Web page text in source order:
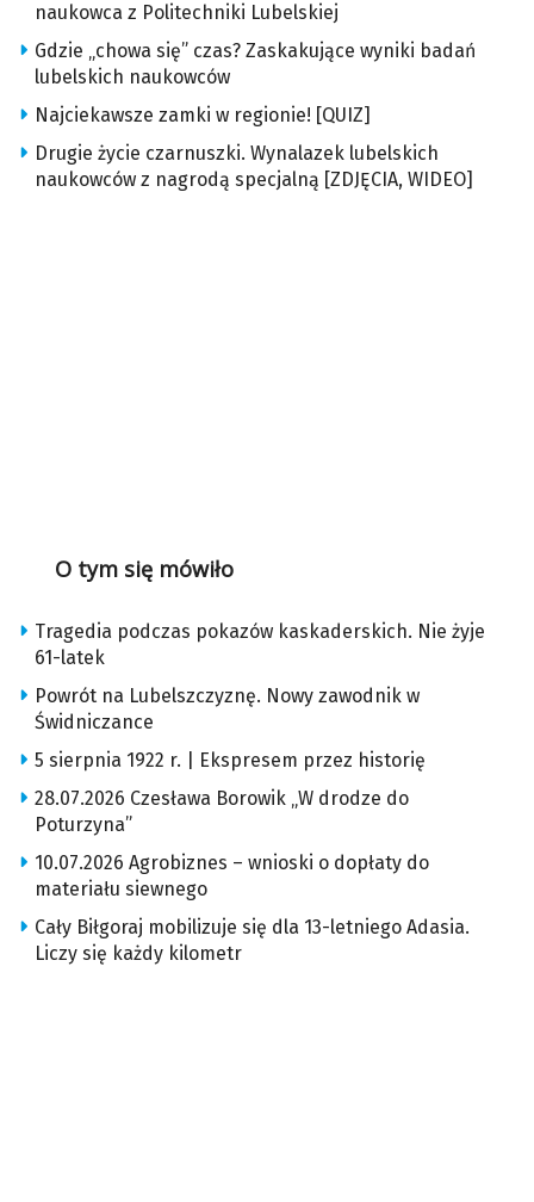
naukowca z Politechniki Lubelskiej
Gdzie „chowa się” czas? Zaskakujące wyniki badań
lubelskich naukowców
Najciekawsze zamki w regionie! [QUIZ]
Drugie życie czarnuszki. Wynalazek lubelskich
naukowców z nagrodą specjalną [ZDJĘCIA, WIDEO]
O tym się mówiło
Tragedia podczas pokazów kaskaderskich. Nie żyje
61-latek
Powrót na Lubelszczyznę. Nowy zawodnik w
Świdniczance
5 sierpnia 1922 r. | Ekspresem przez historię
28.07.2026 Czesława Borowik „W drodze do
Poturzyna”
10.07.2026 Agrobiznes – wnioski o dopłaty do
materiału siewnego
Cały Biłgoraj mobilizuje się dla 13-letniego Adasia.
Liczy się każdy kilometr